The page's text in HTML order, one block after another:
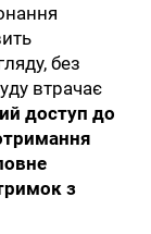
без
втрачає
доступ до
з